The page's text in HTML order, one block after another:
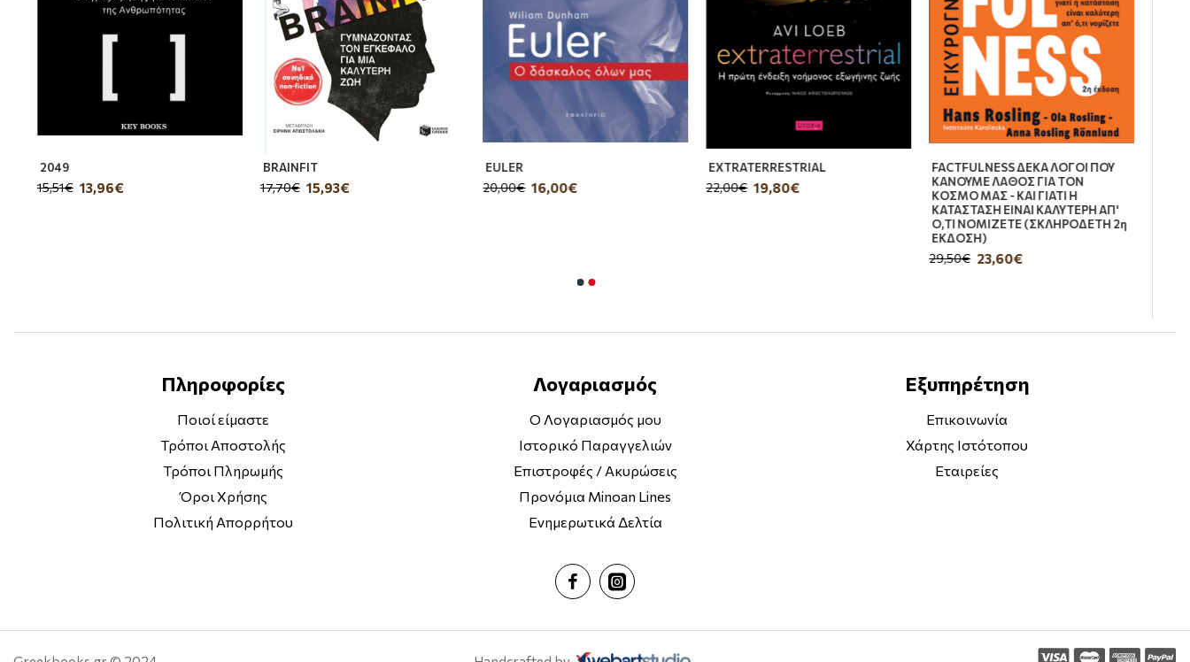
Πριν ξεκινήσει η δική μας Ιστορία, άκμαζε ένας άλλος –λησμονημένος πλέον– πολιτισμός. Οι άνθρωποι που περιφέρονταν στην Παλαιά Γη μάς έμοιαζαν
πολύ: περίεργοι, ευαίσθητοι, αστείοι, φιλόδοξοι κι ευάλωτοι. Σε αυτή τη σειρά εικονογραφημένων και συνδεδεμένων μεταξύ τους ιστοριών, η Isabel
Greenberg καταγράφει τις εξερευνήσεις ενός νέου που κωπηλατώντας πηγαίνει από την πατρίδα του, τον Βόρειο Πόλο, στον Νότιο. Εκεί, βρίσκει την
μεγάλη του αγάπη, μα το ειδύλλιό τους είναι καταδικασμένο. Εξαιτίας της ασυνήθιστης και δύσκολης πολικότητας της Παλαιάς Γης οι εραστές δεν
γίνεται να αγγίξουν ο ένας τον άλλον.
Έγραψαν για το βιβλίο
Ένα διασκεδαστικό, γλυκό βιβλίο που διαβάζεται εύκολα και σαν παραμύθι. - Glasgow Sunday Herald
Οι ιστορίες δένουν αρμονικά η μία με την άλλη. Η Greenberg ξέρει πώς να παίζει με τους μύθους του κόσμου μας. - Financial Times
2049
13,96€
15,51€
BRAINFIT
15,93€
17,70€
EULER
16,00€
20,00€
EXTRATERRESTRIAL
19,80€
22,00€
FACTFULNESS ΔΕΚΑ ΛΟΓΟΙ ΠΟΥ
ΚΑΝΟΥΜΕ ΛΑΘΟΣ ΓΙΑ ΤΟΝ
ΚΟΣΜΟ ΜΑΣ - ΚΑΙ ΓΙΑΤΙ Η
ΚΑΤΑΣΤΑΣΗ ΕΙΝΑΙ ΚΑΛΥΤΕΡΗ ΑΠ'
Ο,ΤΙ ΝΟΜΙΖΕΤΕ (ΣΚΛΗΡΟΔΕΤΗ 2η
ΕΚΔΟΣΗ)
23,60€
29,50€
Πληροφορίες
Ποιοί είμαστε
Τρόποι Αποστολής
Τρόποι Πληρωμής
Όροι Χρήσης
Πολιτική Απορρήτου
Λογαριασμός
Ο Λογαριασμός μου
Ιστορικό Παραγγελιών
Επιστροφές / Ακυρώσεις
Προνόμια Minoan Lines
Ενημερωτικά Δελτία
Εξυπηρέτηση
Επικοινωνία
Χάρτης Ιστότοπου
Εταιρείες